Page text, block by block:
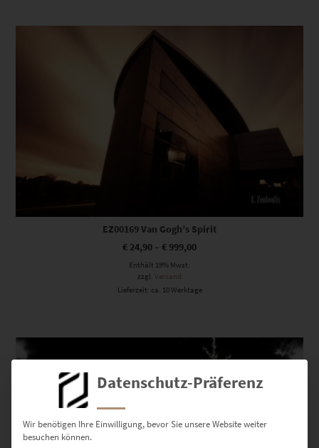
Dieses Produkt weist mehrere Varianten auf. Die Optionen können auf der Produktseite gewählt werden
EZ00169 Van Gogh’s Spirit
€ 24,90 – € 999,00
Enthält 19% Mwst.
zzgl. Versand
Lieferzeit: ca. 10 Werktage
Dieses Produkt weist mehrere Varianten auf. Die Optionen können auf der Produktseite gewählt werden
Datenschutz-Präferenz
Wir benötigen Ihre Einwilligung, bevor Sie unsere Website weiter
besuchen können.